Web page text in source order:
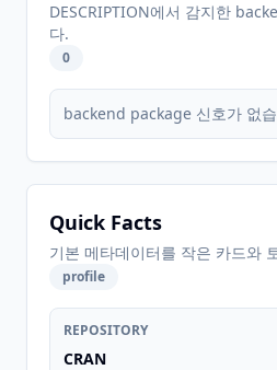
DESCRIPTION에서 감지한
다.
0
backend package 신호가 없
Quick Facts
기본 메타데이터를 작은 카드와
profile
REPOSITORY
CRAN